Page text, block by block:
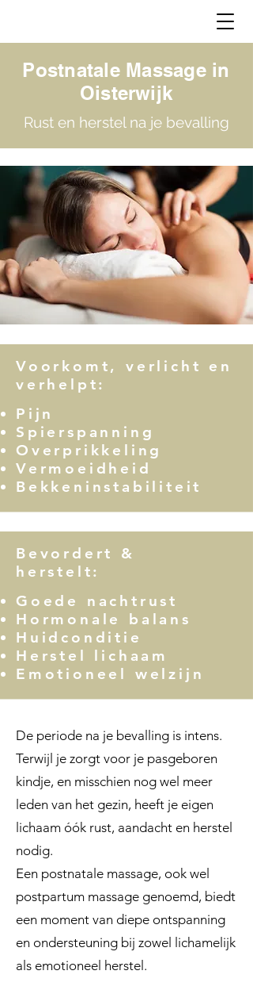
Postnatale Massage in
Oisterwijk
Rust en herstel na je bevalling
Voorkomt, verlicht en
verhelpt:
Pijn
Spierspanning
Overprikkeling
Vermoeidheid
Bekkeninstabiliteit
Bevordert &
herstelt:
Goede nachtrust
Hormonale balans
Huidconditie
Herstel lichaam
Emotioneel welzijn
De periode na je bevalling is intens.
Terwijl je zorgt voor je pasgeboren
kindje, en misschien nog wel meer
leden van het gezin, heeft je eigen
lichaam óók rust, aandacht en herstel
nodig.
Een postnatale massage, ook wel
postpartum massage genoemd, biedt
een moment van diepe ontspanning
en ondersteuning bij zowel lichamelijk
als emotioneel herstel.